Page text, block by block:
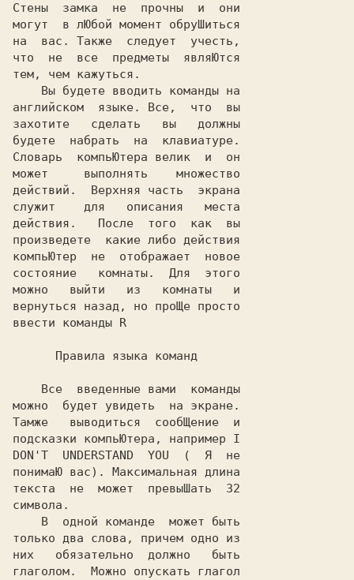
Стены  замка  не  прочны  и  они
могут  в лЮбой момент обруШиться
на  вас. Также  следует  учесть,
что  не  все  предметы  являЮтся
тем, чем кажуться.
английском  языке. Все,  что  вы
захотите   сделать   вы   должны
будете  набрать  на  клавиатуре.
Словарь  компьЮтера велик  и  он
может     выполнять    множество
действий.  Верхняя часть  экрана
служит    для   описания   места
действия.   После  того  как  вы
произведете  какие либо действия
компьЮтер  не  отображает  новое
состояние   комнаты.  Для  этого
можно   выйти   из   комнаты   и
вернуться назад, но проЩе просто
ввести команды R
можно  будет увидеть  на экране.
Тамже   выводиться  сообЩение  и
подсказки компьЮтера, например I
DON'T  UNDERSTAND  YOU  (  Я  не
понимаЮ вас). Максимальная длина
текста  не  может  превыШать  32
символа.
только два слова, причем одно из
них   обязательно  должно   быть
глаголом.  Можно опускать глагол